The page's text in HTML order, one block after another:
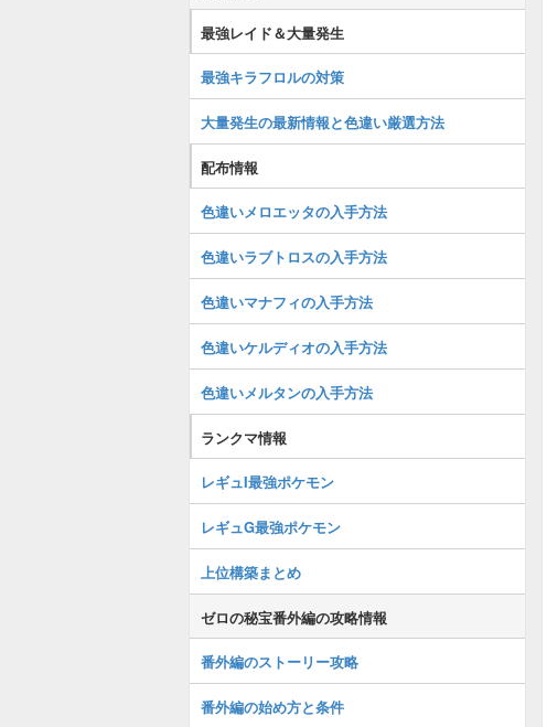
最強レイド＆大量発生
最強キラフロルの対策
大量発生の最新情報と色違い厳選方法
配布情報
色違いメロエッタの入手方法
色違いラブトロスの入手方法
色違いマナフィの入手方法
色違いケルディオの入手方法
色違いメルタンの入手方法
ランクマ情報
レギュI最強ポケモン
レギュG最強ポケモン
上位構築まとめ
ゼロの秘宝番外編の攻略情報
番外編のストーリー攻略
番外編の始め方と条件